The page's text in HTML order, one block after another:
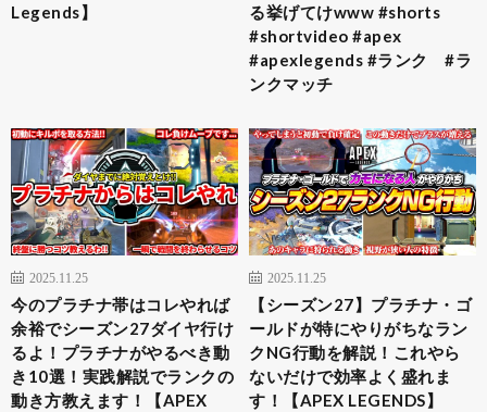
Legends】
る挙げてけwww #shorts
#shortvideo #apex
#apexlegends #ランク #ラ
ンクマッチ
2025.11.25
今のプラチナ帯はコレやれば
余裕でシーズン27ダイヤ行け
るよ！プラチナがやるべき動
き10選！実践解説でランクの
動き方教えます！【APEX
2025.11.25
【シーズン27】プラチナ・ゴ
ールドが特にやりがちなラン
クNG行動を解説！これやら
ないだけで効率よく盛れま
す！【APEX LEGENDS】